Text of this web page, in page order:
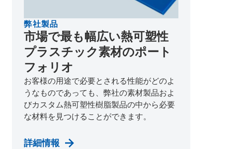
弊社製品
市場で最も幅広い熱可塑性
プラスチック素材のポート
フォリオ
お客様の用途で必要とされる性能がどのよ
うなものであっても、弊社の素材製品およ
びカスタム熱可塑性樹脂製品の中から必要
な材料を見つけることができます。
詳細情報